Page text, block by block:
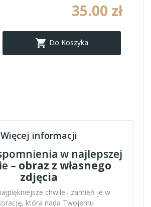
35.00 zł
 Do Koszyka
Więcej informacji
w najlepszej
– obraz z własnego
zdjęcia
chwile i zamień je w
która nada Twojemu